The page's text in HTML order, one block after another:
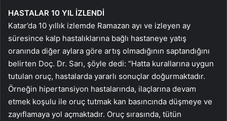
HASTALAR 10 YIL İZLENDİ
Katar’da 10 yıllık izlemde Ramazan ayı ve izleyen ay
süresince kalp hastalıklarına bağlı hastaneye yatış
oranında diğer aylara göre artış olmadığının saptandığını
belirten Doç. Dr. Sarı, şöyle dedi: “Hatta kurallarına uygun
tutulan oruç, hastalarda yararlı sonuçlar doğurmaktadır.
Örneğin hipertansiyon hastalarında, ilaçlarına devam
etmek koşulu ile oruç tutmak kan basıncında düşmeye ve
zayıflamaya yol açmaktadır. Oruç sırasında, tütün